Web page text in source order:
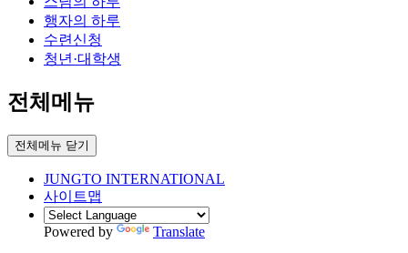
행자의 하루
수련신청
청년·대학생
전체메뉴
전체메뉴 닫기
JUNGTO INTERNATIONAL
사이트맵
Powered by Translate